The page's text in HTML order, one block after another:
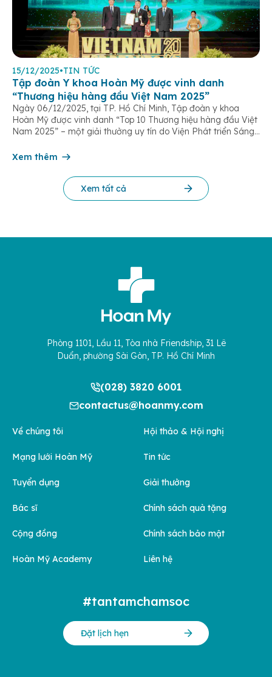
15/12/2025•TIN TỨC
Tập đoàn Y khoa Hoàn Mỹ được vinh danh
“Thương hiệu hàng đầu Việt Nam 2025”
Ngày 06/12/2025, tại TP. Hồ Chí Minh, Tập đoàn y khoa
Hoàn Mỹ được vinh danh “Top 10 Thương hiệu hàng đầu Việt
Nam 2025” – một giải thưởng uy tín do Viện Phát triển Sáng
cứu Phát triển Doanh nghiệp Châu Á […]
Xem thêm
Xem tất cả
Phòng 1101, Lầu 11, Tòa nhà Friendship, 31 Lê
Duẩn, phường Sài Gòn, TP. Hồ Chí Minh
(028) 3820 6001
contactus@hoanmy.com
Về chúng tôi
Mạng lưới Hoàn Mỹ
Tuyển dụng
Bác sĩ
Cộng đồng
Hoàn Mỹ Academy
Hội thảo & Hội nghị
Tin tức
Giải thưởng
Chính sách quà tặng
Chính sách bảo mật
Liên hệ
#tantamchamsoc
Đặt lịch hẹn